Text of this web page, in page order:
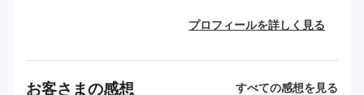
プロフィールを詳しく見る
お客さまの感想 すべての感想を見る